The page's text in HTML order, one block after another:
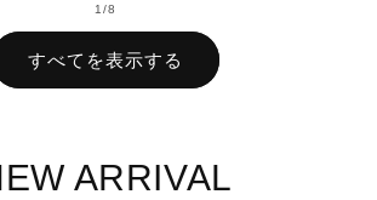
1/の
8
すべてを表示する
ARRIVAL